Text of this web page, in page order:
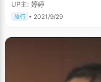
UP主: 婷婷
旅行 • 2021/9/29